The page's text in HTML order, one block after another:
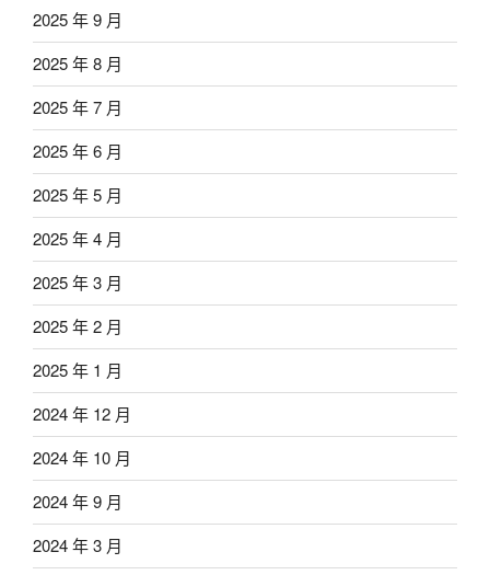
2025 年 9 月
2025 年 8 月
2025 年 7 月
2025 年 6 月
2025 年 5 月
2025 年 4 月
2025 年 3 月
2025 年 2 月
2025 年 1 月
2024 年 12 月
2024 年 10 月
2024 年 9 月
2024 年 3 月